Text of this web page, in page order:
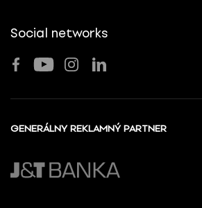
Social networks
GENERÁLNY REKLAMNÝ PARTNER